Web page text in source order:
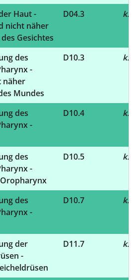
Haut -
nicht näher
Gesichtes
D04.3 k.A.
des
-
näher
Mundes
D10.3 k.A.
des
-
D10.4 k.A.
des
-
D10.5 k.A.
des
-
D10.7 k.A.
der
-
D11.7 k.A.